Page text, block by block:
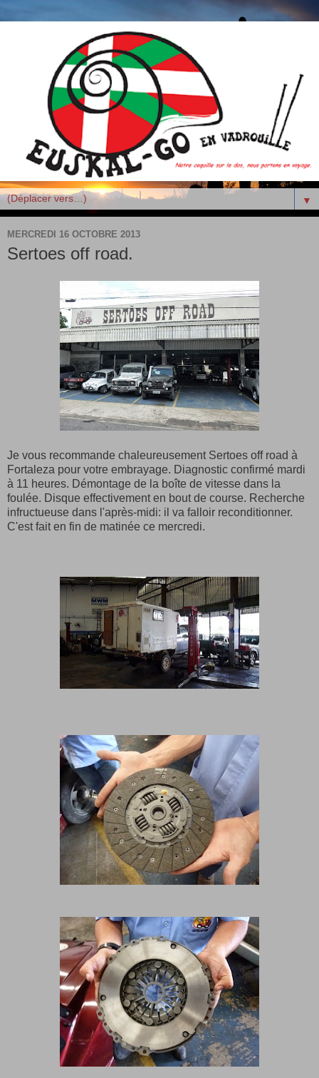
▼
MERCREDI 16 OCTOBRE 2013
Sertoes off road.
Je vous recommande chaleureusement Sertoes off road à
Fortaleza pour votre embrayage. Diagnostic confirmé mardi
à 11 heures. Démontage de la boîte de vitesse dans la
foulée. Disque effectivement en bout de course. Recherche
infructueuse dans l'après-midi: il va falloir reconditionner.
C'est fait en fin de matinée ce mercredi.